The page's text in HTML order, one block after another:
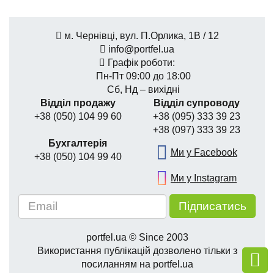
м. Чернівці, вул. П.Орлика, 1В / 12
info@portfel.ua
Графік роботи:
Пн-Пт 09:00 до 18:00
Сб, Нд – вихідні
Відділ продажу
+38 (050) 104 99 60
Відділ супроводу
+38 (095) 333 39 23
+38 (097) 333 39 23
Бухгалтерія
+38 (050) 104 99 40
Ми у Facebook
Ми у Instagram
portfel.ua © Since 2003
Використання публікацій дозволено тільки з
посиланням на portfel.ua